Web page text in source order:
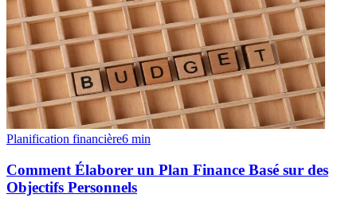
Planification financière6 min
Comment Élaborer un Plan Finance Basé sur des
Objectifs Personnels